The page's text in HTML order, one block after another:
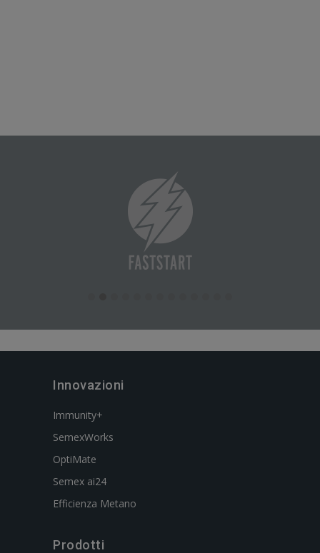
Innovazioni
Immunity+
SemexWorks
OptiMate
Semex ai24
Efficienza Metano
Prodotti